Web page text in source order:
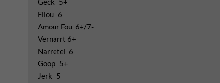
Geck 5+
Filou 6
Amour Fou 6+/7-
Vernarrt 6+
Narretei 6
Goop 5+
Jerk 5